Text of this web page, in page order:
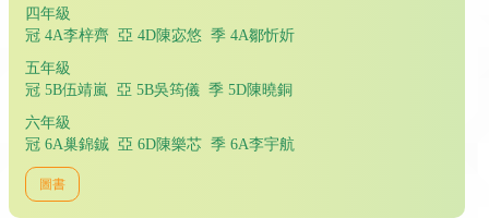
四年級
冠 4A李梓齊 亞 4D陳宓悠 季 4A鄒忻妡
五年級
冠 5B伍靖嵐 亞 5B吳筠儀 季 5D陳曉銅
六年級
冠 6A巢錦鋮 亞 6D陳樂芯 季 6A李宇航
圖書